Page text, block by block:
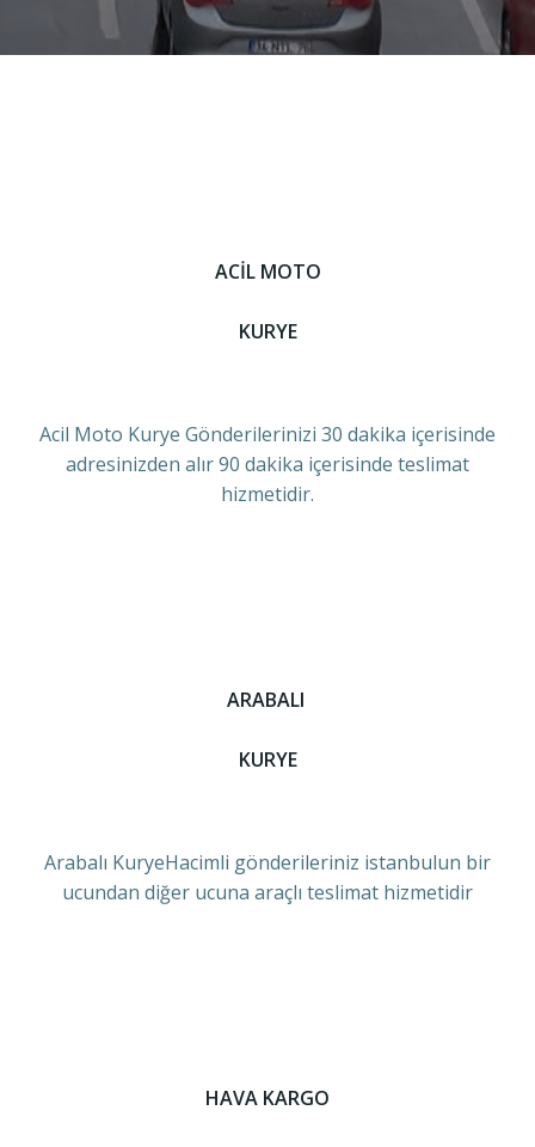
ACİL MOTO
KURYE
Acil Moto Kurye Gönderilerinizi 30 dakika içerisinde
adresinizden alır 90 dakika içerisinde teslimat
hizmetidir.
ARABALI
KURYE
Arabalı KuryeHacimli gönderileriniz istanbulun bir
ucundan diğer ucuna araçlı teslimat hizmetidir
HAVA KARGO